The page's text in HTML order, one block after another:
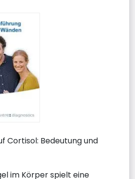
Cortisol: Bedeutung und
im Körper spielt eine